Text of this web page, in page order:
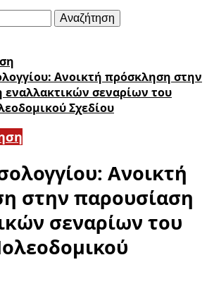
Ανοικτή πρόσκληση στην
εναλλακτικών σεναρίων του
Σχεδίου
Ανοικτή
στην παρουσίαση
σεναρίων του